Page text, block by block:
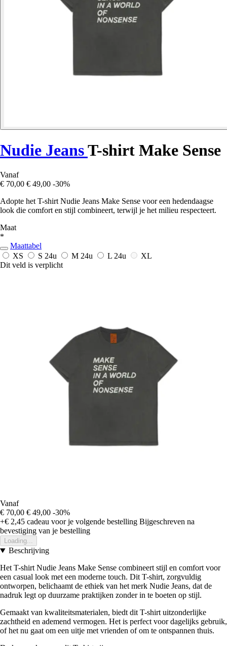
Nudie JeansT-shirt Make Sense
Vanaf
€ 70,00 € 49,00 -30%
Adopte het T-shirt Nudie Jeans Make Sense voor een hedendaagse
look die comfort en stijl combineert, terwijl je het milieu respecteert.
Maat
*
Maattabel
XS
S 24u M 24u L 24u
XL
Dit veld is verplicht
Vanaf
€ 70,00 € 49,00 -30%
+€ 2,45 cadeau voor je volgende bestelling Bijgeschreven na
bevestiging van je bestelling
Loading...
Beschrijving
Het T-shirt Nudie Jeans Make Sense combineert stijl en comfort voor
een casual look met een moderne touch. Dit T-shirt, zorgvuldig
ontworpen, belichaamt de ethiek van het merk Nudie Jeans, dat de
nadruk legt op duurzame praktijken zonder in te boeten op stijl.
Gemaakt van kwaliteitsmaterialen, biedt dit T-shirt uitzonderlijke
zachtheid en ademend vermogen. Het is perfect voor dagelijks gebruik,
of het nu gaat om een uitje met vrienden of om te ontspannen thuis.